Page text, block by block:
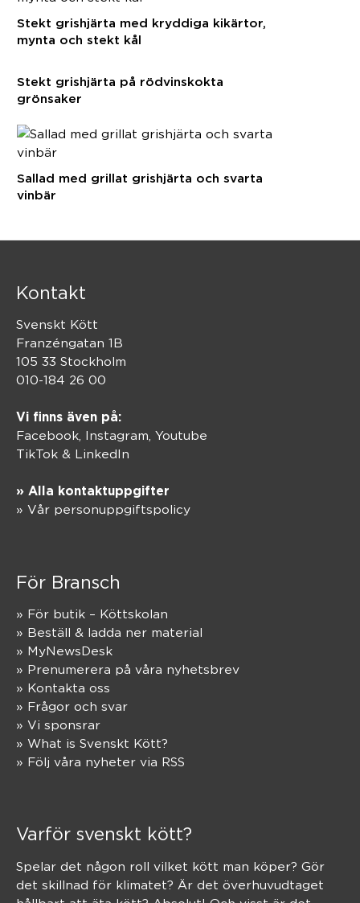
Stekt grishjärta med kryddiga kikärtor,
mynta och stekt kål
Stekt grishjärta på rödvinskokta
grönsaker
Sallad med grillat grishjärta och svarta
vinbär
Kontakt
Svenskt Kött
Franzéngatan 1B
105 33 Stockholm
010-184 26 00
Vi finns även på:
Facebook, Instagram Youtube
TikTok & LinkedIn
» Alla kontaktuppgifter
» Vår personuppgiftspolicy
För Bransch
» För butik – Köttskolan
» Beställ & ladda ner material
» MyNewsDesk
» Prenumerera på våra nyhetsbrev
» Kontakta oss
» Frågor och svar
» Vi sponsrar
» What is Svenskt Kött?
» Följ våra nyheter via RSS
Varför svenskt kött?
Spelar det någon roll vilket kött man köper? Gör
det skillnad för klimatet? Är det överhuvudtaget